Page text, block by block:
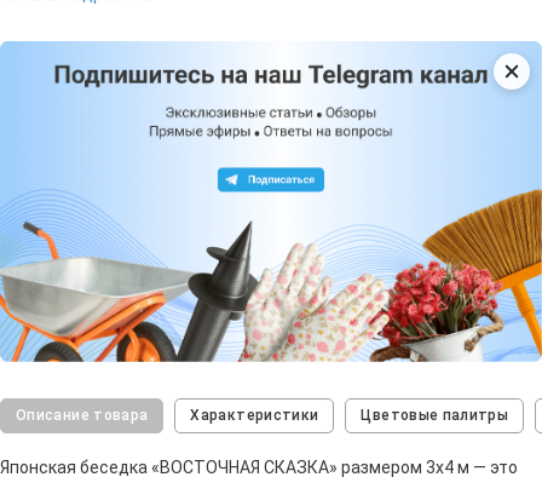
Описание товара Характеристики Цветовые палитры
Японская беседка «ВОСТОЧНАЯ СКАЗКА» размером 3х4 м — это